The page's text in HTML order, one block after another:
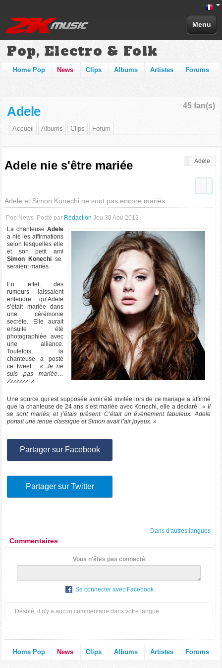
Menu
Pop, Electro & Folk
Home Pop News Clips Albums Artistes Forums
45 fan(s)
Adele
Accueil Albums Clips Forum
Adele
Adele nie s'être mariée
Adele et Simon Konechi ne sont pas encore mariés
Pop News Posté par Rédaction Jeu 30 Aou 2012
La chanteuse Adele
a nié les affirmations
selon lesquelles elle
et son petit ami
Simon Konechi se
seraient mariés.
En effet, des
rumeurs laissaient
entendre qu’Adele
s’était mariée dans
une cérémonie
secrète. Elle aurait
ensuite été
photographiée avec
une alliance.
Toutefois, la
chanteuse a posté
ce tweet :« Je ne
suis pas mariée…
Zzzzzzz. »
Une source qui est supposée avoir été invitée lors de ce mariage a affirmé
que la chanteuse de 24 ans s’est mariée avec Konechi, elle a déclaré :« Il
se sont mariés, et j’étais présent. C’était un évènement fabuleux. Adele
portait une tenue classique et Simon avait l’air joyeux. »
Partager sur Facebook
Partager sur Twitter
Dans d'autres langues
Commentaires
Vous n'êtes pas connecté
Se connecter avec Facebook
Désolé, il n'y a aucun commentaire dans votre langue
Home Pop News Clips Albums Artistes Forums